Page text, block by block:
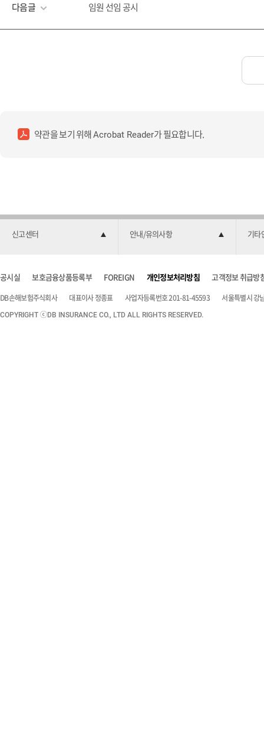
다음글 임원 선임 공시
약관을 보기 위해Acrobat Reader가 필요합니다.
신고센터 안내/유의사항 기타
공시실 보호금융상품등록부 FOREIGN 개인정보처리방침 고객정보 취급방
DB손해보험주식회사 대표이사 정종표 사업자등록번호 201-81-45593 서울특별시 강
COPYRIGHT ⓒDB INSURANCE CO., LTD ALL RIGHTS RESERVED.